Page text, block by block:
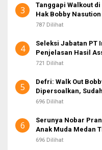
3
Tanggapi Walkout
Hak Bobby
787 Dilihat
4
Seleksi Jabatan PT
Penjelasan Hasil
721 Dilihat
5
Defri: Walk Out
Dipersoalkan,
696 Dilihat
6
Serunya Nobar
Anak Muda Medan
696 Dilihat